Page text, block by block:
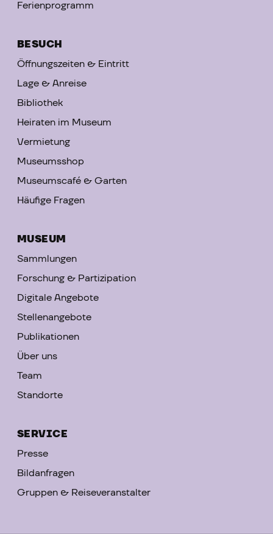
Ferienprogramm
BESUCH
Öffnungszeiten & Eintritt
Lage & Anreise
Bibliothek
Heiraten im Museum
Vermietung
Museumsshop
Museumscafé & Garten
Häufige Fragen
MUSEUM
Sammlungen
Forschung & Partizipation
Digitale Angebote
Stellenangebote
Publikationen
Über uns
Team
Standorte
SERVICE
Presse
Bildanfragen
Gruppen & Reiseveranstalter